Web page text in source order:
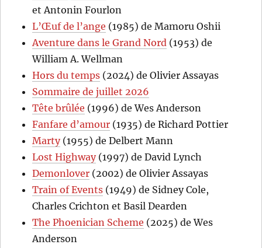
et Antonin Fourlon
L’Œuf de l’ange (1985) de Mamoru Oshii
Aventure dans le Grand Nord (1953) de
William A. Wellman
Hors du temps (2024) de Olivier Assayas
Sommaire de juillet 2026
Tête brûlée (1996) de Wes Anderson
Fanfare d’amour (1935) de Richard Pottier
Marty(1955) de Delbert Mann
Lost Highway(1997) de David Lynch
Demonlover (2002) de Olivier Assayas
Train of Events (1949) de Sidney Cole,
Charles Crichton et Basil Dearden
The Phoenician Scheme (2025) de Wes
Anderson